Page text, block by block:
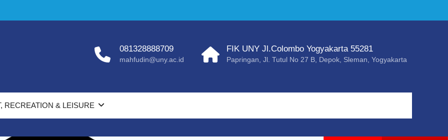
081328888709
mahfudin@uny.ac.id
FIK UNY Jl.Colombo Yogyakarta 55281
Papringan, Jl. Tutul No 27 B, Depok, Sleman, Yogyakarta
RECREATION & LEISURE